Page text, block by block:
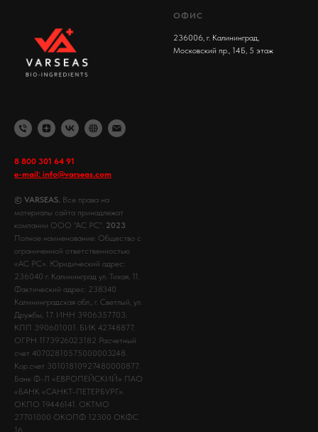
8 800 301 64 91
e-mail: info@varseas.com
© VARSEAS. Все права на
материалы сайта принадлежат
компании ООО "АС РС". 2023
Полное наименование: Общество с
ограниченной ответственностью
«АС РС». Юридический адрес:
236040 г. Калининград ул. Тихая, 11.
Фактический адрес: 238340
Калининградская обл., г. Светлый, ул.
Дружбы, 17. ИНН 3906357703.
КПП 390601001. БИК 42748877.
ОГРН 1173926023182 Расчетный
счет 40702810575000003248.
Кор.счет 30101810927480000877.
Банк Ф-Л «ЕВРОПЕЙСКИЙ» ПАО
«БАНК «САНКТ-ПЕТЕРБУРГ».
ОКПО 19446141. ОКТМО
27701000 ОКОПФ 12300 ОКФС
16
ОФИС
236006, г. Калининград,
Московский пр., 14Б, 5 этаж